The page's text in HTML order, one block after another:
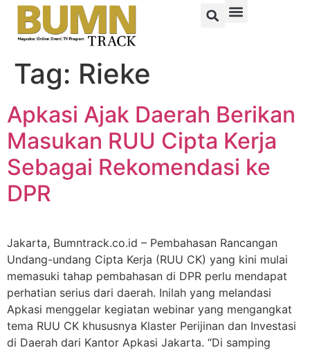
Tag: Rieke
Apkasi Ajak Daerah Berikan
Masukan RUU Cipta Kerja
Sebagai Rekomendasi ke
DPR
Jakarta, Bumntrack.co.id – Pembahasan Rancangan
Undang-undang Cipta Kerja (RUU CK) yang kini mulai
memasuki tahap pembahasan di DPR perlu mendapat
perhatian serius dari daerah. Inilah yang melandasi
Apkasi menggelar kegiatan webinar yang mengangkat
tema RUU CK khususnya Klaster Perijinan dan Investasi
di Daerah dari Kantor Apkasi Jakarta. “Di samping